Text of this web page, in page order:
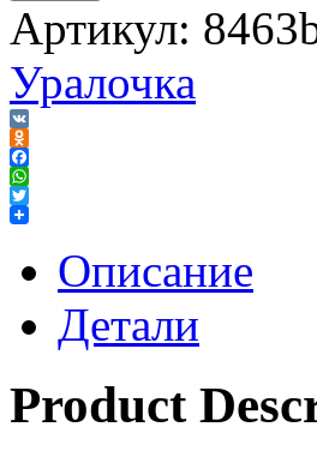
Артикул:
Уралочка
VK
Odnoklassniki
Facebook
WhatsApp
Twitter
Описание
Детали
Product